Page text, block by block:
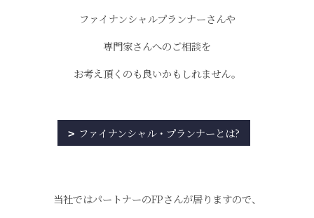
ファイナンシャルプランナーさんや
専門家さんへのご相談を
お考え頂くのも良いかもしれません。
ファイナンシャル・プランナーとは?
当社ではパートナーのFPさんが居りますので、